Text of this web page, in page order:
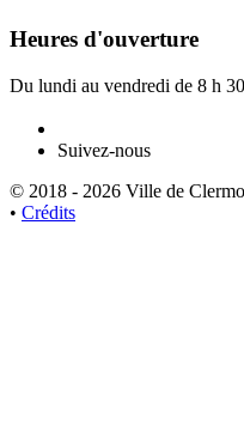
Heures d'ouverture
Du lundi au vendredi de 8 h
Suivez-nous
© 2018 - 2026 Ville de
• Crédits